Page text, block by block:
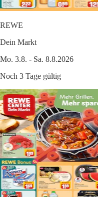
REWE
Dein Markt
Mo. 3.8. - Sa. 8.8.2026
Noch 3 Tage gültig